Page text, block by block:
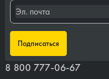
Подписаться
8 800 777-06-67